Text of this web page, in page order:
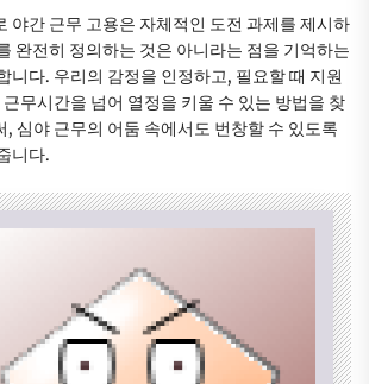
야간 근무 고용은 자체적인 도전 과제를 제시하
완전히 정의하는 것은 아니라는 점을 기억하는
니다. 우리의 감정을 인정하고, 필요할 때 지원
무시간을 넘어 열정을 키울 수 있는 방법을 찾
, 심야 근무의 어둠 속에서도 번창할 수 있도록
니다.